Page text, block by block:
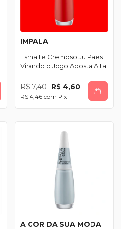
IMPALA
Esmalte Cremoso Ju Paes
Virando o Jogo Aposta Alta
R$ 7,40 R$ 4,60
R$ 4,46 com Pix
A COR DA SUA MODA